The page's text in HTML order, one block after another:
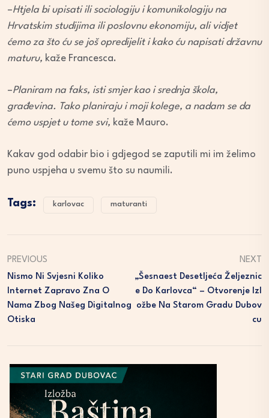
–Htjela bi upisati ili sociologiju i komunikologiju na
Hrvatskim studijima ili poslovnu ekonomiju, ali vidjet
ćemo za što ću se još opredijelit i kako ću napisati državnu
maturu, kaže Francesca.
–Planiram na faks, isti smjer kao i srednja škola,
građevina. Tako planiraju i moji kolege, a nadam se da
ćemo uspjet u tome svi, kaže Mauro.
Kakav god odabir bio i gdjegod se zaputili mi im želimo
puno uspjeha u svemu što su naumili.
Tags: karlovac maturanti
PREVIOUS
Nismo Ni Svjesni Koliko
Internet Zapravo Zna O
Nama Zbog Našeg Digitalnog
Otiska
NEXT
„Šesnaest Desetljeća Željeznic
E Do Karlovca“ – Otvorenje Izl
Ožbe Na Starom Gradu Dubov
Cu